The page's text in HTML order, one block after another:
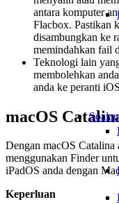
antara komputer
Flacbox. Pastikan
disambungkan ke
memindahkan fail
Teknologi lain
membolehkan
anda ke peranti
macOS
Dengan macOS Catalina
menggunakan Finder
iPadOS anda dengan
Keperluan